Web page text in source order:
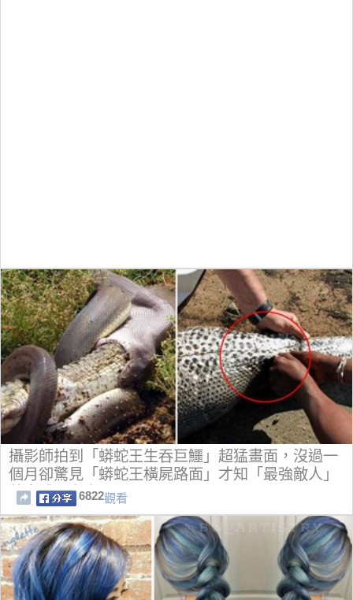
攝影師拍到「蟒蛇王生吞巨鱷」超猛畫面，沒過一
個月卻驚見「蟒蛇王橫屍路面」才知「最強敵人」
藏身體內之中！
6822觀看